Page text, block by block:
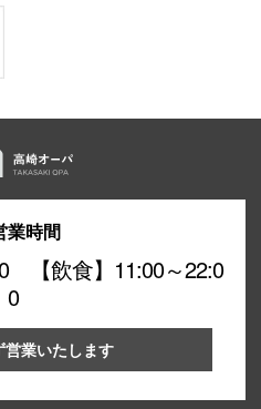
業時間
【飲食】11:00～22:0
0
業いたします